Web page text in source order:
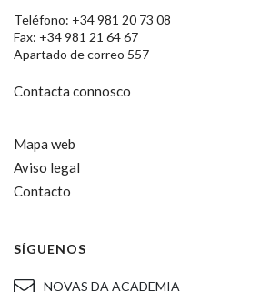
Teléfono: +34 981 20 73 08
Fax: +34 981 21 64 67
Apartado de correo 557
Contacta connosco
Mapa web
Aviso legal
Contacto
SÍGUENOS
NOVAS DA ACADEMIA